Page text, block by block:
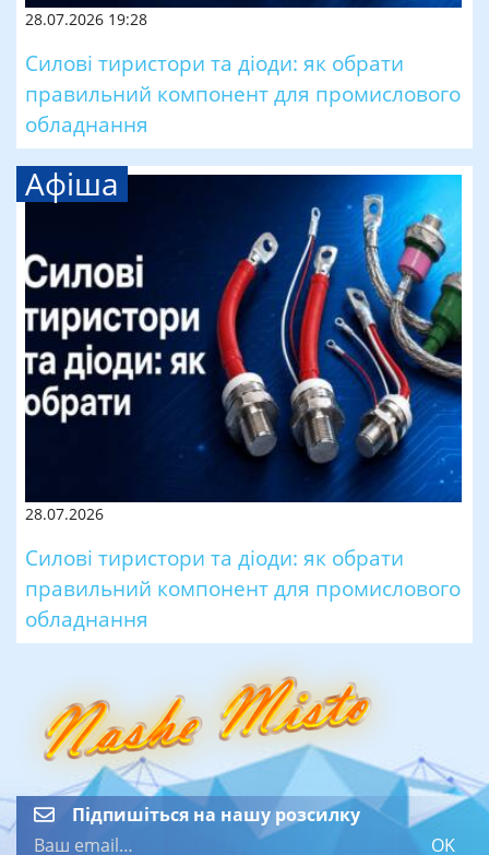
28.07.2026 19:28
Силові тиристори та діоди: як обрати
правильний компонент для промислового
обладнання
Афіша
28.07.2026
Силові тиристори та діоди: як обрати
правильний компонент для промислового
обладнання
Підпишіться на нашу розсилку
OK